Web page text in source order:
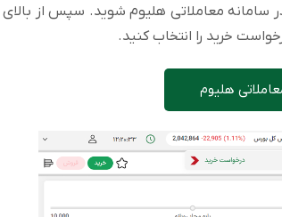
سامانه معاملاتی هلیوم شوید. سپس از بالای
خرید را انتخاب کنید.
هلیوم